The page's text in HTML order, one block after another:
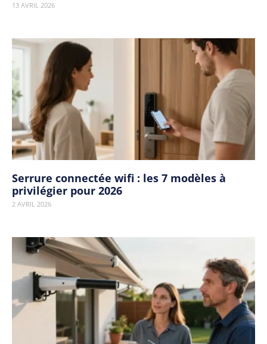
13 AVRIL 2026
Serrure connectée wifi : les 7 modèles à
privilégier pour 2026
2 AVRIL 2026